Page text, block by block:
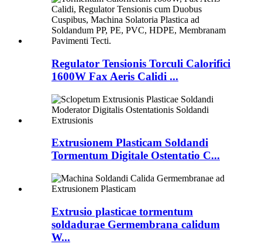
Regulator Tensionis Torculi Calorifici
1600W Fax Aeris Calidi ...
Extrusionem Plasticam Soldandi
Tormentum Digitale Ostentatio C...
Extrusio plasticae tormentum
soldadurae Germembrana calidum
W...